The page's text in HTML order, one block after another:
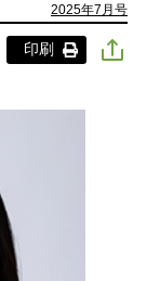
2025年7月号
印刷